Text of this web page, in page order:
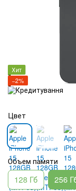
Хит
−2%
Цвет
Объем памяти
128 Гб 256